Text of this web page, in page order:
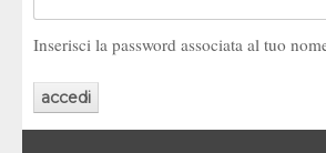
Inserisci la password associata al tuo